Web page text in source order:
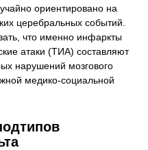
ориентировано на
церебральных событий.
что именно инфаркты
атаки (ТИА) составляют
нарушений мозгового
медико-социальной